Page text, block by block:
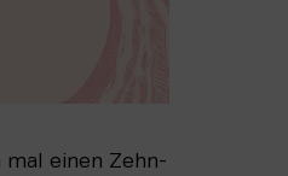
mal einen Zehn-